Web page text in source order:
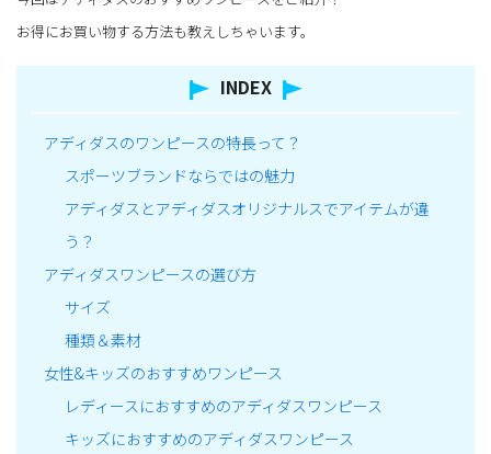
お得にお買い物する方法も教えしちゃいます。
INDEX
アディダスのワンピースの特長って？
スポーツブランドならではの魅力
アディダスとアディダスオリジナルスでアイテムが違
う？
アディダスワンピースの選び方
サイズ
種類＆素材
女性&キッズのおすすめワンピース
レディースにおすすめのアディダスワンピース
キッズにおすすめのアディダスワンピース